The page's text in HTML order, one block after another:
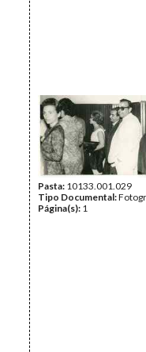
Pasta: 10133.001.029
Tipo Documental:
Página(s): 1